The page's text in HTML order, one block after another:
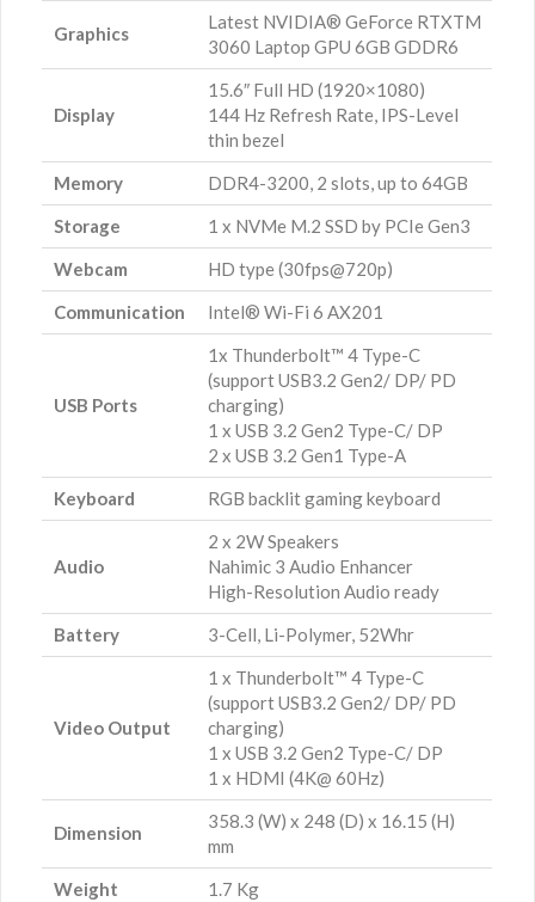
Graphics
Latest NVIDIA® GeForce RTXTM
3060 Laptop GPU 6GB GDDR6
Display
15.6″ Full HD (1920×1080)
144 Hz Refresh Rate, IPS-Level
thin bezel
Memory
DDR4-3200, 2 slots, up to 64GB
Storage
1 x NVMe M.2 SSD by PCIe Gen3
Webcam
HD type (30fps@720p)
Communication
Intel® Wi-Fi 6 AX201
USB Ports
1x Thunderbolt™ 4 Type-C
(support USB3.2 Gen2/ DP/ PD
charging)
1 x USB 3.2 Gen2 Type-C/ DP
2 x USB 3.2 Gen1 Type-A
Keyboard
RGB backlit gaming keyboard
Audio
2 x 2W Speakers
Nahimic 3 Audio Enhancer
High-Resolution Audio ready
Battery
3-Cell, Li-Polymer, 52Whr
Video Output
1 x Thunderbolt™ 4 Type-C
(support USB3.2 Gen2/ DP/ PD
charging)
1 x USB 3.2 Gen2 Type-C/ DP
1 x HDMI (4K@ 60Hz)
Dimension
358.3 (W) x 248 (D) x 16.15 (H)
mm
Weight
1.7 Kg